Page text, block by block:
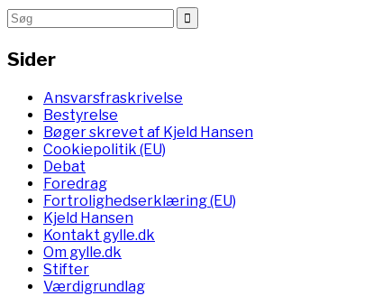
Sider
Ansvarsfraskrivelse
Bestyrelse
Bøger skrevet af Kjeld Hansen
Cookiepolitik (EU)
Debat
Foredrag
Fortrolighedserklæring (EU)
Kjeld Hansen
Kontakt gylle.dk
Om gylle.dk
Stifter
Værdigrundlag